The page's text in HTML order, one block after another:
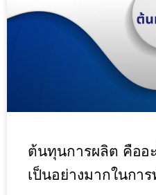
ต้นทุนการผลิต คืออ
เป็นอย่างมากในกา